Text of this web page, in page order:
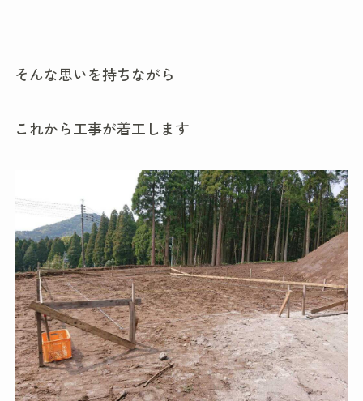
そんな思いを持ちながら
これから工事が着工します